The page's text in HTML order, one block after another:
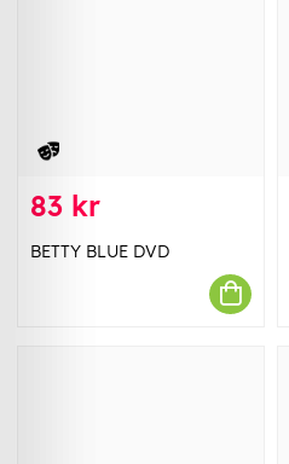
83 kr
BETTY BLUE DVD